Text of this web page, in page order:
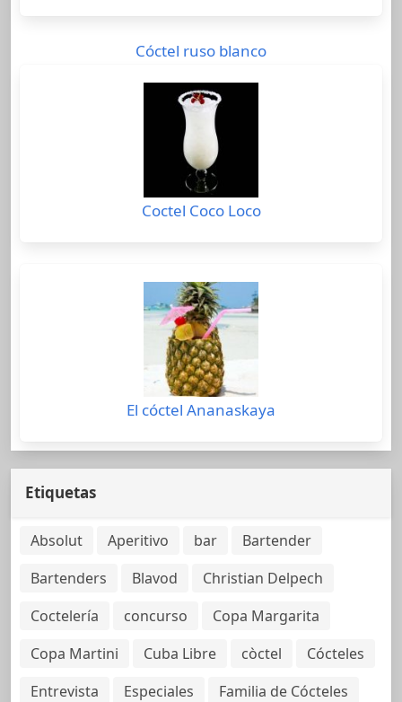
Cóctel ruso blanco
Coctel Coco Loco
El cóctel Ananaskaya
Etiquetas
Absolut Aperitivo bar
Bartender
Bartenders
Blavod
Christian Delpech
Coctelería
concurso
Copa Margarita
Copa Martini
Cuba Libre còctel
Cócteles
Entrevista
Especiales
Familia de Cócteles